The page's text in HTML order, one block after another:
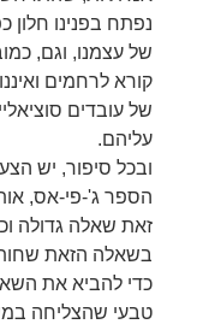
נפתח בפנינו
של עצמנו, וגם,
קורא לרחמים
של עובדים
עליהם.
ובכל סיפור, יש
הספר ג'-פי-אס,
זאת שאלה גדולה
בשאלה הזאת
כדי להביא את
טבעי שהצליחה